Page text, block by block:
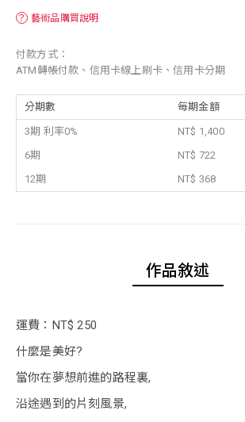
？ 藝術品購買說明
付款方式：
ATM轉帳付款、信用卡線上刷卡、信用卡分期
分期數 每期金額
3期 利率0%
NT$ 1,400
6期
NT$ 722
12期
NT$ 368
作品敘述
運費：NT$ 250
什麼是美好?
當你在夢想前進的路程裏,
沿途遇到的片刻風景,